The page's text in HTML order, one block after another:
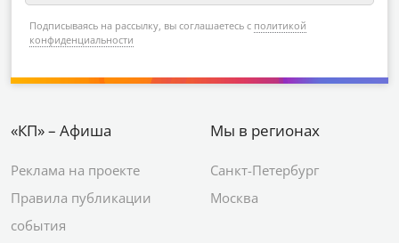
Подписываясь на рассылку, вы соглашаетесь с политикой
конфиденциальности
«КП» – Афиша
Реклама на проекте
Правила публикации
события
Мы в регионах
Санкт-Петербург
Москва